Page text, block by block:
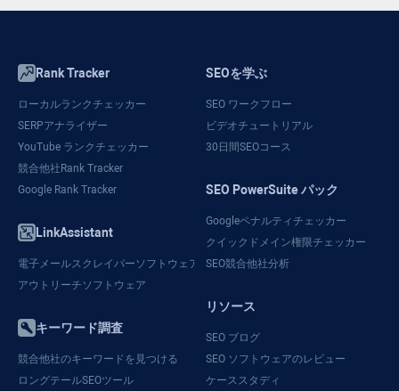
Rank Tracker
ローカルランクチェッカー
SERPアナライザー
YouTube ランクチェッカー
競合他社Rank Tracker
Google Rank Tracker
LinkAssistant
電子メールスクレイパーソフトウェア
アウトリーチソフトウェア
キーワード調査
競合他社のキーワードを見つける
ロングテールSEOツール
SEOを学ぶ
SEO ワークフロー
ビデオチュートリアル
30日間SEOコース
SEO PowerSuite パック
Googleペナルティチェッカー
クイックドメイン権限チェッカー
SEO競合他社分析
リソース
SEO ブログ
SEO ソフトウェアのレビュー
ケーススタディ